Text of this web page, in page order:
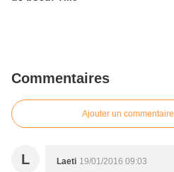
Commentaires
Ajouter un commentaire
L Laeti 19/01/2016 09:03